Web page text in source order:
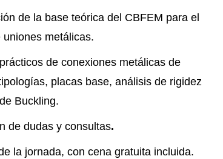
de la base teórica del CBFEM para el
uniones metálicas.
de conexiones metálicas de
placas base, análisis de rigidez
Buckling.
de dudas y consultas.
la jornada, con cena gratuita incluida.